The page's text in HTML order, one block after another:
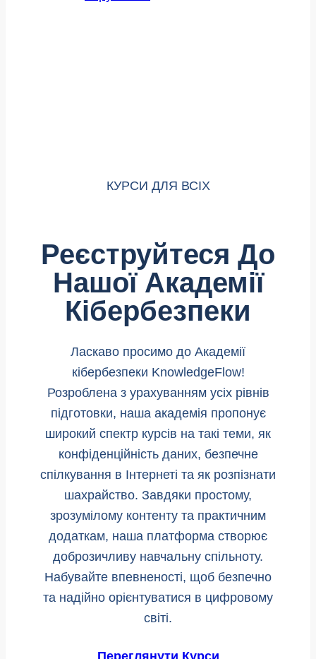
КУРСИ ДЛЯ ВСІХ
Реєструйтеся До
Нашої Академії
Кібербезпеки
Ласкаво просимо до Академії
кібербезпеки KnowledgeFlow!
Розроблена з урахуванням усіх рівнів
підготовки, наша академія пропонує
широкий спектр курсів на такі теми, як
конфіденційність даних, безпечне
спілкування в Інтернеті та як розпізнати
шахрайство. Завдяки простому,
зрозумілому контенту та практичним
додаткам, наша платформа створює
доброзичливу навчальну спільноту.
Набувайте впевненості, щоб безпечно
та надійно орієнтуватися в цифровому
світі.